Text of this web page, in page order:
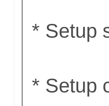
* Setup
* Setup